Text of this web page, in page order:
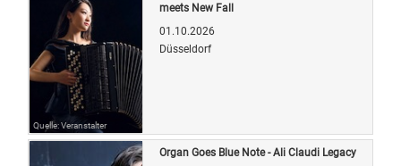
Quelle: Veranstalter
meets New Fall
01.10.2026
Düsseldorf
Organ Goes Blue Note - Ali Claudi Legacy